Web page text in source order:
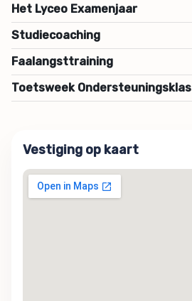
Het Lyceo Examenjaar
Studiecoaching
Faalangsttraining
Toetsweek Ondersteuningsklas
Vestiging op kaart